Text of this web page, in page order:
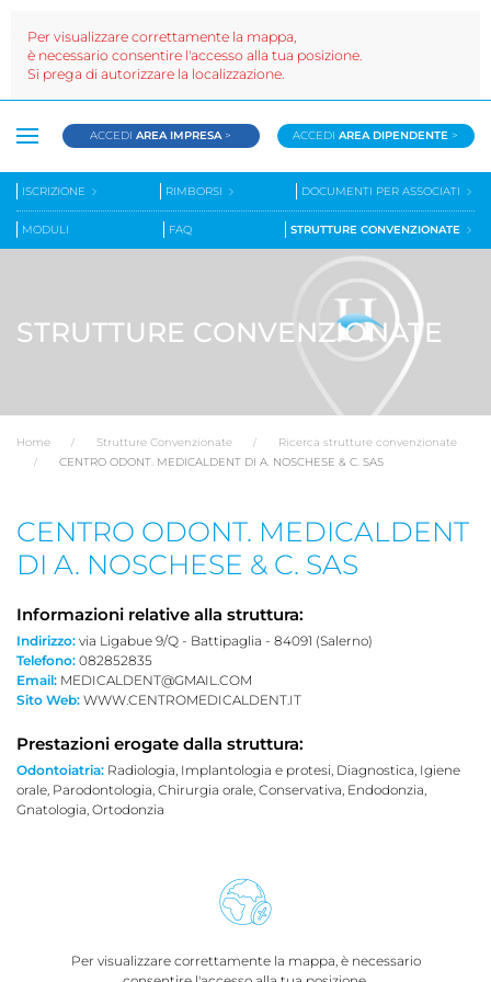
ACCEDIAREA IMPRESA > ACCEDIAREA DIPENDENTE >
ISCRIZIONE RIMBORSI DOCUMENTI PER ASSOCIATI
MODULI FAQ STRUTTURE CONVENZIONATE
STRUTTURE CONVENZIONATE
Home Strutture Convenzionate
Ricerca strutture convenzionate
CENTRO ODONT. MEDICALDENT DI A. NOSCHESE & C. SAS
CENTRO ODONT. MEDICALDENT
DI A. NOSCHESE & C. SAS
Informazioni relative alla struttura:
Indirizzo: via Ligabue 9/Q - Battipaglia - 84091 (Salerno)
Telefono: 082852835
Email: MEDICALDENT@GMAIL.COM
Sito Web: WWW.CENTROMEDICALDENT.IT
Prestazioni erogate dalla struttura:
Odontoiatria: Radiologia, Implantologia e protesi, Diagnostica, Igiene
orale, Parodontologia, Chirurgia orale, Conservativa, Endodonzia,
Gnatologia, Ortodonzia
Per visualizzare correttamente la mappa, è necessario
Per visualizzare correttamente la mappa,
è necessario consentire l'accesso alla tua posizione.
Si prega di autorizzare la localizzazione.